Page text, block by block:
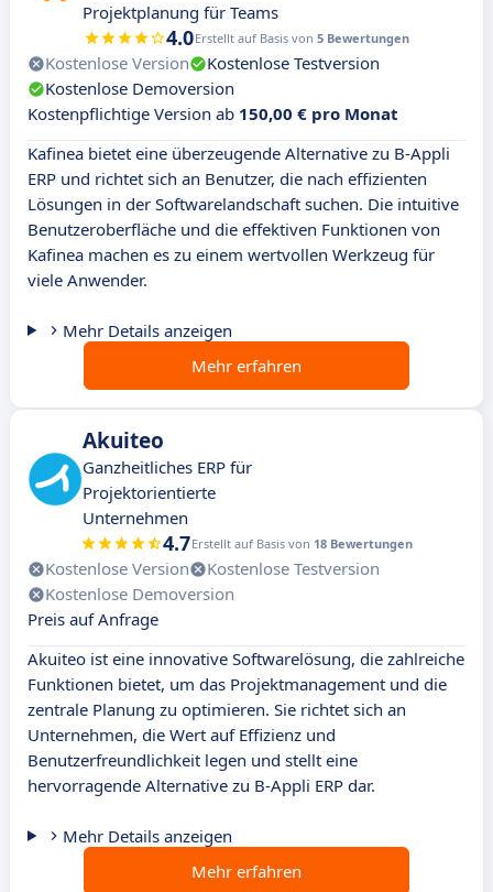
Projektplanung für Teams
4.0Erstellt auf Basis von 5 Bewertungen
Kostenlose Version
Kostenlose Testversion
Kostenlose Demoversion
Kostenpflichtige Version ab 150,00 € pro Monat
Kafinea bietet eine überzeugende Alternative zu B-Appli
ERP und richtet sich an Benutzer, die nach effizienten
Lösungen in der Softwarelandschaft suchen. Die intuitive
Benutzeroberfläche und die effektiven Funktionen von
Kafinea machen es zu einem wertvollen Werkzeug für
viele Anwender.
Mehr Details anzeigen
Mehr erfahren
Akuiteo
Ganzheitliches ERP für
Projektorientierte
Unternehmen
4.7Erstellt auf Basis von 18 Bewertungen
Kostenlose Version
Kostenlose Testversion
Kostenlose Demoversion
Preis auf Anfrage
Akuiteo ist eine innovative Softwarelösung, die zahlreiche
Funktionen bietet, um das Projektmanagement und die
zentrale Planung zu optimieren. Sie richtet sich an
Unternehmen, die Wert auf Effizienz und
Benutzerfreundlichkeit legen und stellt eine
hervorragende Alternative zu B-Appli ERP dar.
Mehr Details anzeigen
Mehr erfahren